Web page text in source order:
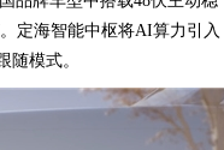
定海智能中枢将AI算力引入
随模式。